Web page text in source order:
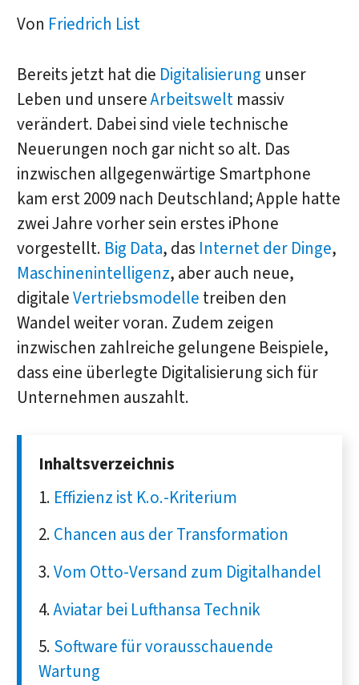
Von Friedrich List
Bereits jetzt hat die Digitalisierung unser
Leben und unsereArbeitsweltmassiv
verändert. Dabei sind viele technische
Neuerungen noch gar nicht so alt. Das
inzwischen allgegenwärtige Smartphone
kam erst 2009 nach Deutschland; Apple hatte
zwei Jahre vorher sein erstes iPhone
vorgestellt. Big Data, das Internet der Dinge,
Maschinenintelligenz, aber auch neue,
digitaleVertriebsmodelle treiben den
Wandel weiter voran. Zudem zeigen
inzwischen zahlreiche gelungene Beispiele,
dass eine überlegte Digitalisierung sich für
Unternehmen auszahlt.
Inhaltsverzeichnis
Effizienz ist K.o.-Kriterium
Chancen aus der Transformation
Vom Otto-Versand zum Digitalhandel
Aviatar bei Lufthansa Technik
Software für vorausschauende
Wartung